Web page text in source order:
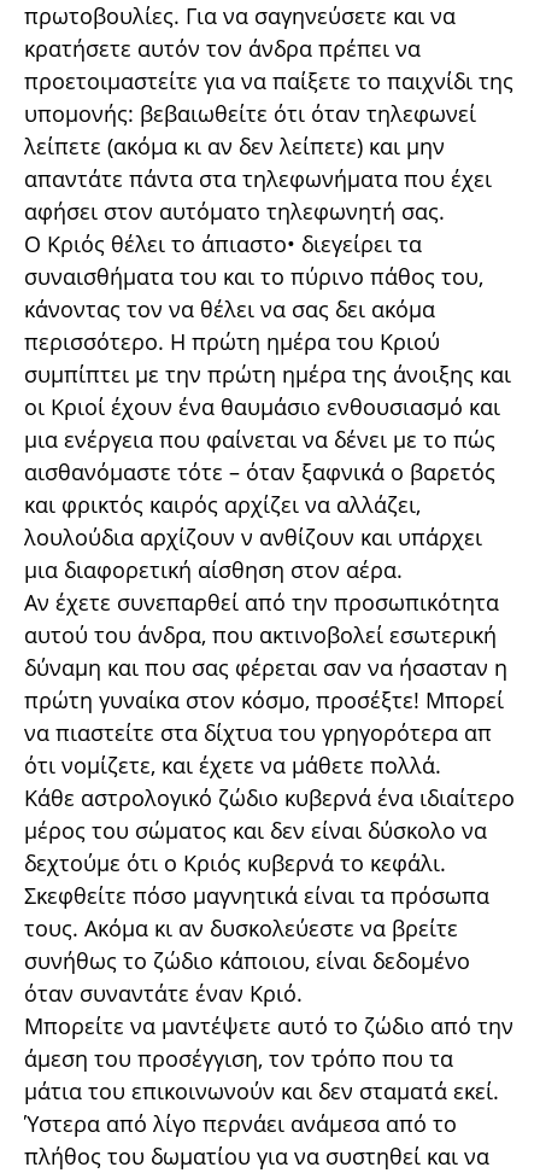
πρωτοβουλίες. Για να σαγηνεύσετε και να
κρατήσετε αυτόν τον άνδρα πρέπει να
προετοιμαστείτε για να παίξετε το παιχνίδι της
υπομονής: βεβαιωθείτε ότι όταν τηλεφωνεί
λείπετε (ακόμα κι αν δεν λείπετε) και μην
απαντάτε πάντα στα τηλεφωνήματα που έχει
αφήσει στον αυτόματο τηλεφωνητή σας.
Ο Κριός θέλει το άπιαστο• διεγείρει τα
συναισθήματα του και το πύρινο πάθος του,
κάνοντας τον να θέλει να σας δει ακόμα
περισσότερο. Η πρώτη ημέρα του Κριού
συμπίπτει με την πρώτη ημέρα της άνοιξης και
οι Κριοί έχουν ένα θαυμάσιο ενθουσιασμό και
μια ενέργεια που φαίνεται να δένει με το πώς
αισθανόμαστε τότε – όταν ξαφνικά ο βαρετός
και φρικτός καιρός αρχίζει να αλλάζει,
λουλούδια αρχίζουν ν ανθίζουν και υπάρχει
μια διαφορετική αίσθηση στον αέρα.
Αν έχετε συνεπαρθεί από την προσωπικότητα
αυτού του άνδρα, που ακτινοβολεί εσωτερική
δύναμη και που σας φέρεται σαν να ήσασταν η
πρώτη γυναίκα στον κόσμο, προσέξτε! Μπορεί
να πιαστείτε στα δίχτυα του γρηγορότερα απ
ότι νομίζετε, και έχετε να μάθετε πολλά.
Κάθε αστρολογικό ζώδιο κυβερνά ένα ιδιαίτερο
μέρος του σώματος και δεν είναι δύσκολο να
δεχτούμε ότι ο Κριός κυβερνά το κεφάλι.
Σκεφθείτε πόσο μαγνητικά είναι τα πρόσωπα
τους. Ακόμα κι αν δυσκολεύεστε να βρείτε
συνήθως το ζώδιο κάποιου, είναι δεδομένο
όταν συναντάτε έναν Κριό.
Μπορείτε να μαντέψετε αυτό το ζώδιο από την
άμεση του προσέγγιση, τον τρόπο που τα
μάτια του επικοινωνούν και δεν σταματά εκεί.
Ύστερα από λίγο περνάει ανάμεσα από το
πλήθος του δωματίου για να συστηθεί και να